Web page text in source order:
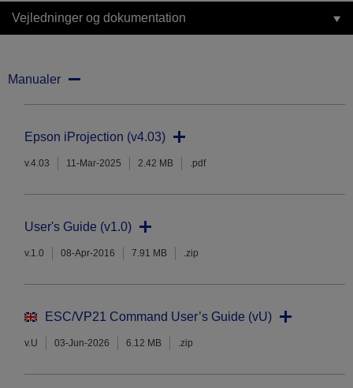
Vejledninger og dokumentation
Manualer
Epson iProjection (v4.03)
v.4.03 11-Mar-2025 2.42 MB .pdf
User's Guide (v1.0)
v.1.0 08-Apr-2016 7.91 MB .zip
ESC/VP21 Command User’s Guide (vU)
v.U 03-Jun-2026 6.12 MB .zip